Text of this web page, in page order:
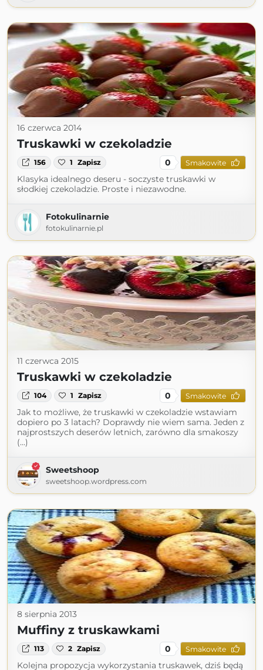
16 czerwca 2014
Truskawki w czekoladzie
156 1 Zapisz 0 Smakowite
Klasyka idealnego deseru - soczyste truskawki w
słodkiej czekoladzie. Proste i niezawodne.
Fotokulinarnie
fotokulinarnie.pl
11 czerwca 2015
Truskawki w czekoladzie
104 1 Zapisz 0 Smakowite
Jak to możliwe, że truskawki w czekoladzie wstawiam
dopiero po 3 latach? Doprawdy nie wiem sama. Jeden z
najprostszych deserów letnich, zarówno dla smakoszy
(...)
Sweetshoop
sweetshoop.wordpress.com
8 sierpnia 2013
Muffiny z truskawkami
113 2 Zapisz 0 Smakowite
Kolejna propozycja wykorzystania truskawek, dziś będą